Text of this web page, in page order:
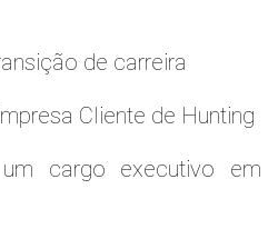
de carreira
Cliente de Hunting
cargo executivo em